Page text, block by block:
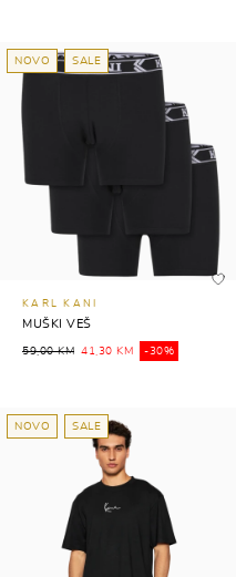
NOVO SALE
KARL KANI
MUŠKI VEŠ
59,00 KM 41,30 KM -30%
NOVO SALE